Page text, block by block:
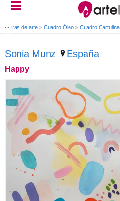
Obras de arte > Cuadro Óleo > Cuadro Cartulina
Sonia Munz España
Happy